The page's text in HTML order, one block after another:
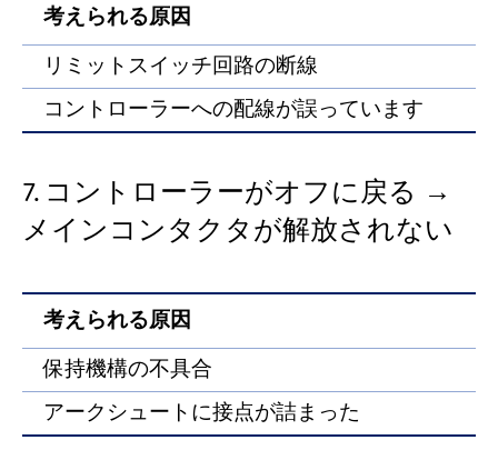
考えられる原因
リミットスイッチ回路の断線
コントローラーへの配線が誤っています
7. コントローラーがオフに戻る →
メインコンタクタが解放されない
考えられる原因
保持機構の不具合
アークシュートに接点が詰まった